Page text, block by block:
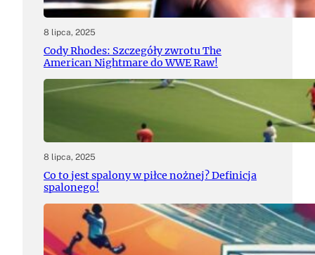
8 lipca, 2025
Cody Rhodes: Szczegóły zwrotu The
American Nightmare do WWE Raw!
8 lipca, 2025
Co to jest spalony w piłce nożnej? Definicja
spalonego!